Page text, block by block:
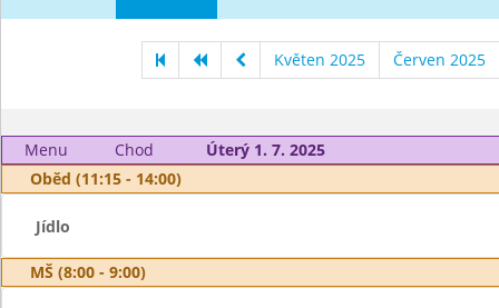
Květen 2025 Červen 2025
Menu Chod
Úterý 1. 7. 2025
Oběd (11:15 - 14:00)
Jídlo
MŠ (8:00 - 9:00)